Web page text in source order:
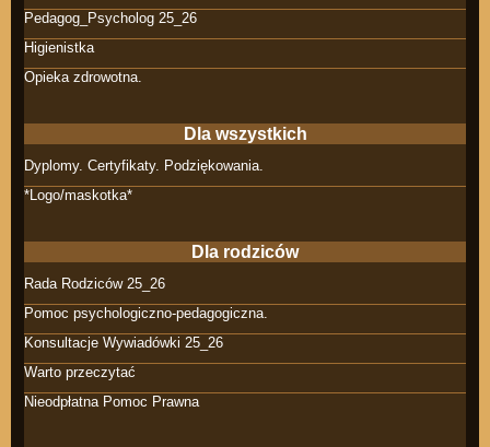
Pedagog_Psycholog 25_26
Higienistka
Opieka zdrowotna.
Dla wszystkich
Dyplomy. Certyfikaty. Podziękowania.
*Logo/maskotka*
Dla rodziców
Rada Rodziców 25_26
Pomoc psychologiczno-pedagogiczna.
Konsultacje Wywiadówki 25_26
Warto przeczytać
Nieodpłatna Pomoc Prawna